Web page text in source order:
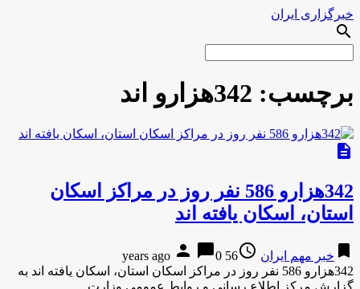
خبرگزاری ایران
search
برچسب: 342هزارو اند
description
342هزارو 586 نفر روز در مراکز اسکان
استان، اسکان یافته اند
bookmark خبر مهم ایران access_time
56 years ago
person chat_bubble0
342هزارو 586 نفر روز در مراکز اسکان استان، اسکان یافته اند به
گزارش مركز اطلاع رساني و روابط عمومي وزارت …